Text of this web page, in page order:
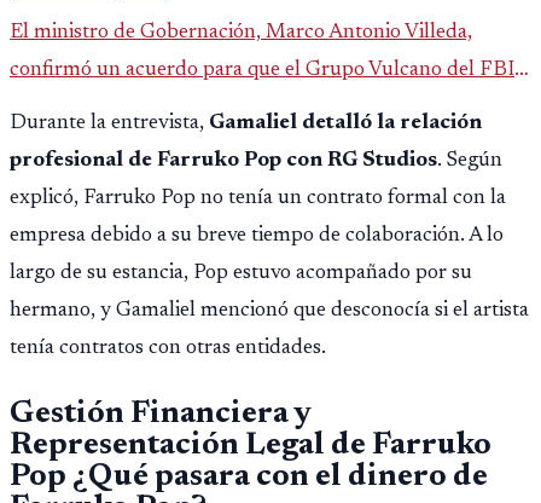
El ministro de Gobernación, Marco Antonio Villeda,
confirmó un acuerdo para que el Grupo Vulcano del FBI
opere en Guatemala a partir de julio, tras un intento
fallido con la administración anterior del Ministerio
Público.
Durante la entrevista, Gamaliel detalló la relación
profesional de Farruko Pop con RG Studios. Según
explicó, Farruko Pop no tenía un contrato formal con la
empresa debido a su breve tiempo de colaboración. A lo
largo de su estancia, Pop estuvo acompañado por su
hermano, y Gamaliel mencionó que desconocía si el artista
tenía contratos con otras entidades.
Gestión Financiera y
Representación Legal de Farruko
Pop ¿Qué pasara con el dinero de